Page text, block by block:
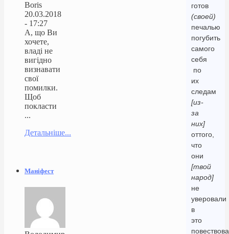
готов
(своей)
печалью
погубить
самого
себя
по
их
следам
[из-
за
них]
оттого,
что
они
[твой
народ]
не
уверовали
в
это
Boris
20.03.2018
- 17:27
А, що Ви
хочете,
владі не
вигідно
визнавати
свої
помилки.
Щоб
покласти
...
Детальніше...
Маніфест